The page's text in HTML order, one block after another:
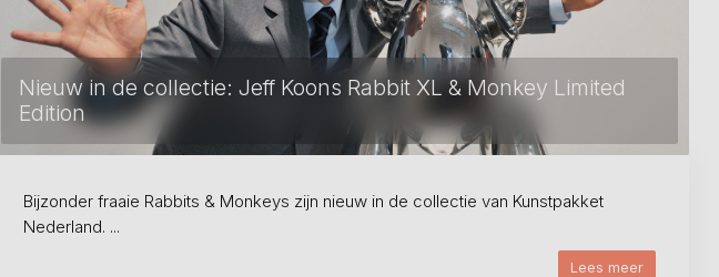
Nieuw in de collectie: Jeff Koons Rabbit XL & Monkey Limited
Edition
Bijzonder fraaie Rabbits & Monkeys zijn nieuw in de collectie van Kunstpakket
Nederland. ...
Lees meer